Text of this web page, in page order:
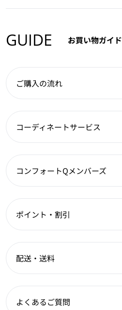
GUIDE お買い物ガイド
ご購入の流れ
コーディネートサービス
コンフォートQメンバーズ
ポイント・割引
配送・送料
よくあるご質問